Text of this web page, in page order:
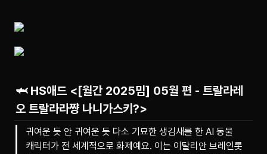
🦈HS애드 <[월간 2025밈] 05월 편 - 트랄라레
오 트랄라라쨩 나니가스키?>
귀여운 듯 안 귀여운 듯 다소 기묘한 생김새를 한 AI 동물
캐릭터가 전 세계적으로 화제예요. 이는 이탈리안 브레인롯